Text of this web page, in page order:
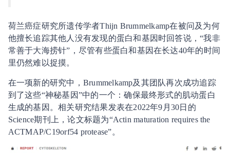
荷兰癌症研究所遗传学者Thijn Brummelkamp在被问及为何
他擅长追踪其他人没有发现的蛋白和基因时回答说，“我非
常善于大海捞针”，尽管有些蛋白和基因在长达40年的时间
里仍然难以捉摸。
在一项新的研究中，Brummelkamp及其团队再次成功追踪
到了这些“神秘基因”中的一个：确保最终形式的肌动蛋白
生成的基因。相关研究结果发表在2022年9月30日的
Science期刊上，论文标题为“Actin maturation requires the
ACTMAP/C19orf54 protease”。